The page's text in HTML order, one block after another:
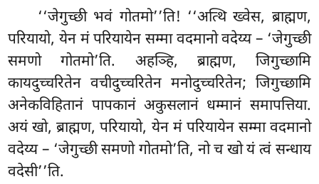
‘‘जेगुच्छी भवं गोतमो’’ति! ‘‘अत्थि ख्वेस, ब्राह्मण,
परियायो, येन मं परियायेन सम्मा वदमानो वदेय्य – ‘जेगुच्छी
समणो गोतमो’ति. अहञ्हि, ब्राह्मण, जिगुच्छामि
कायदुच्चरितेन वचीदुच्चरितेन मनोदुच्चरितेन; जिगुच्छामि
अनेकविहितानं पापकानं अकुसलानं धम्मानं समापत्तिया.
अयं खो, ब्राह्मण, परियायो, येन मं परियायेन सम्मा वदमानो
वदेय्य – ‘जेगुच्छी समणो गोतमो’ति, नो च खो यं त्वं सन्धाय
वदेसी’’ति.